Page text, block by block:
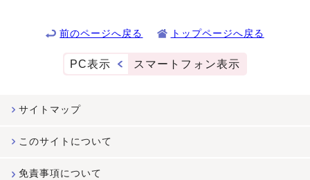
前のページへ戻る トップページへ戻る
PC表示 スマートフォン表示
サイトマップ
このサイトについて
免責事項について